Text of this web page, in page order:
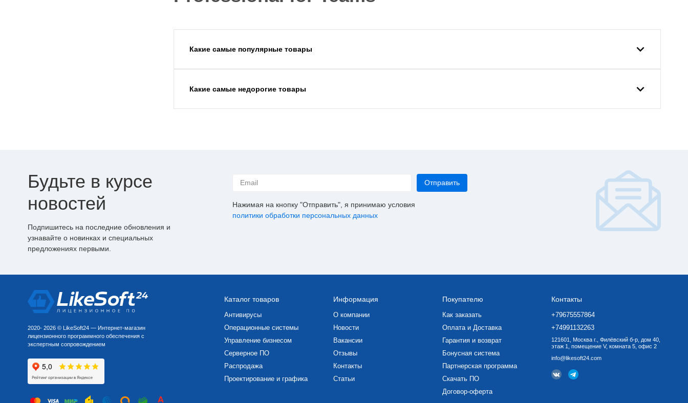
Какие самые популярные товары
Какие самые недорогие товары
Будьте в курсе
новостей
Подпишитесь на последние обновления и
узнавайте о новинках и специальных
предложениях первыми.
Нажимая на кнопку "Отправить", я принимаю условия
политики обработки персональных данных
2020- 2026 © LikeSoft24 — Интернет-магазин
лицензионного программного обеспечения с
экспертным сопровождением
Каталог товаров
Антивирусы
Операционные системы
Управление бизнесом
Серверное ПО
Распродажа
Проектирование и графика
Информация
О компании
Новости
Вакансии
Отзывы
Контакты
Статьи
Покупателю
Как заказать
Оплата и Доставка
Гарантия и возврат
Бонусная система
Партнерская программа
Скачать ПО
Договор-оферта
Контакты
+79675557864
+74991132263
121601, Москва г., Филёвский б-р, дом 40,
этаж 1, помещение V, комната 5, офис 2
info@likesoft24.com